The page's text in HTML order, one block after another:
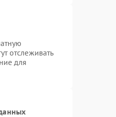
отслеживать
для